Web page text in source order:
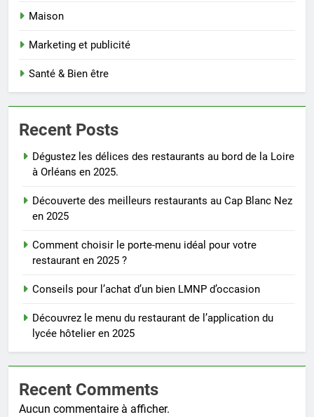
Maison
Marketing et publicité
Santé & Bien être
Recent Posts
Dégustez les délices des restaurants au bord de la Loire
à Orléans en 2025.
Découverte des meilleurs restaurants au Cap Blanc Nez
en 2025
Comment choisir le porte-menu idéal pour votre
restaurant en 2025 ?
Conseils pour l’achat d’un bien LMNP d’occasion
Découvrez le menu du restaurant de l’application du
lycée hôtelier en 2025
Recent Comments
Aucun commentaire à afficher.